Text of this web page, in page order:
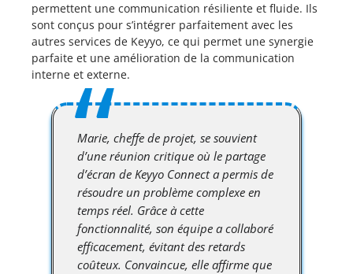
permettent une communication résiliente et fluide. Ils
sont conçus pour s’intégrer parfaitement avec les
autres services de Keyyo, ce qui permet une synergie
parfaite et une amélioration de la communication
interne et externe.
Marie, cheffe de projet, se souvient
d’une réunion critique où le partage
d’écran de Keyyo Connect a permis de
résoudre un problème complexe en
temps réel. Grâce à cette
fonctionnalité, son équipe a collaboré
efficacement, évitant des retards
coûteux. Convaincue, elle affirme que